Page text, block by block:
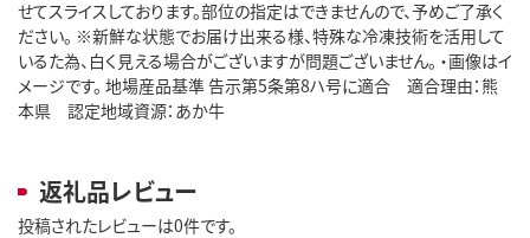
せてスライスしております。部位の指定はできませんので、予めご了承く
ださい。 ※新鮮な状態でお届け出来る様、特殊な冷凍技術を活用して
いるた為、白く見える場合がございますが問題ございません。 ・画像はイ
メージです。 地場産品基準 告示第5条第8ハ号に適合 適合理由：熊
本県 認定地域資源：あか牛
返礼品レビュー
投稿されたレビューは0件です。